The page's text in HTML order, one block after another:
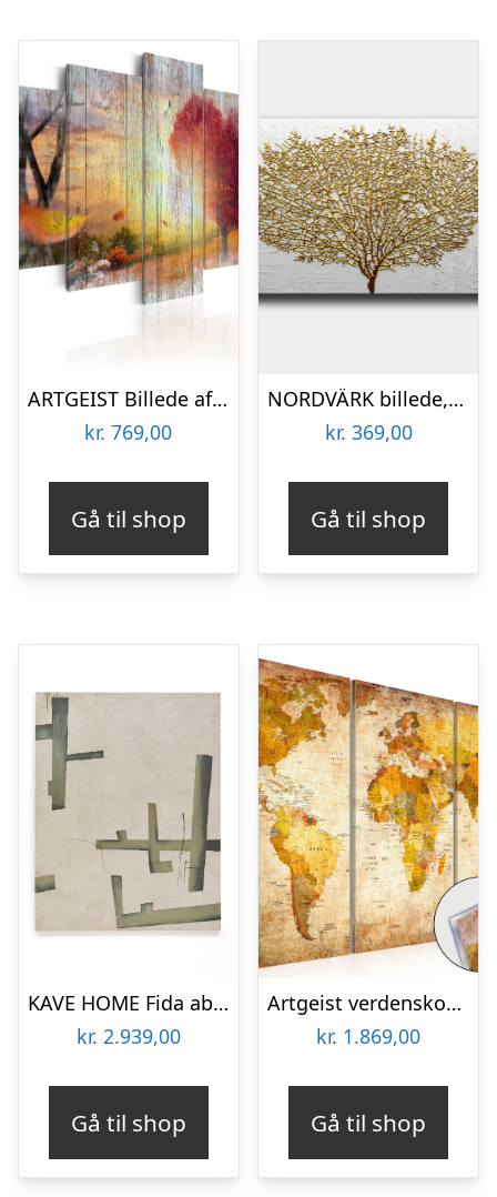
ARTGEIST Billede af efterår – Lovers Autumn, på lærred (flere størrelser) 100×50
kr. 769,00
Gå til shop
NORDVÄRK billede, rektangulær – multifarvet maling på lærred (70×100)
kr. 369,00
Gå til shop
KAVE HOME Fida abstrakt billede, rektangulær – grøn lærred (180×140)
kr. 2.939,00
Gå til shop
Artgeist verdenskort – Antique Journeys plexiglas billede, 3-delt – flere størrelser 120×80
kr. 1.869,00
Gå til shop